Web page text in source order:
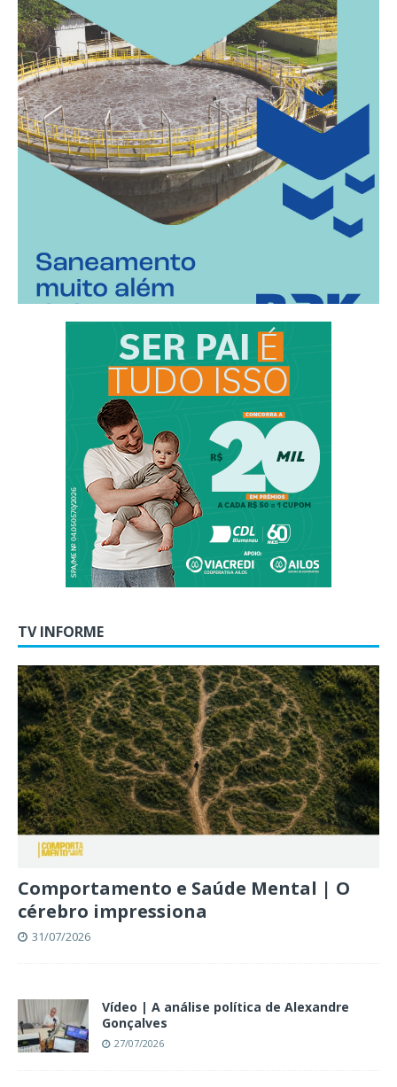
TV INFORME
Comportamento e Saúde Mental | O
cérebro impressiona
31/07/2026
Vídeo | A análise política de Alexandre
Gonçalves
27/07/2026